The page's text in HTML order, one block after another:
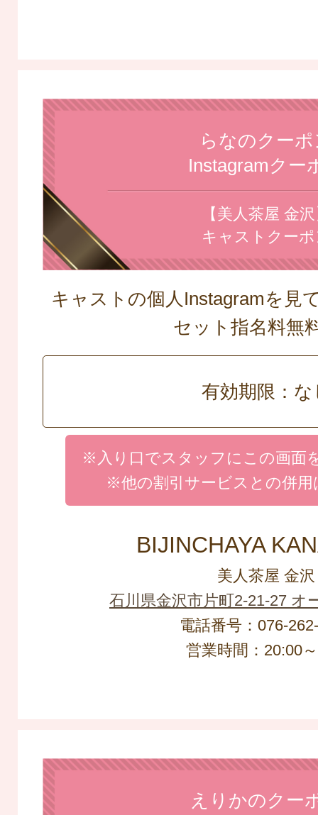
らなのクーポ
Instagramクー
【美人茶屋 金
キャストクー
キャストの個人Instagramを見
セット指名料
有効期限：な
※入り口でスタッフにこの画面
※他の割引サービスとの併
BIJINCHAYA
美人茶屋 金沢
石川県金沢市片町2-21-27 オ
電話番号：076-
営業時間：20:00
えりかのクー